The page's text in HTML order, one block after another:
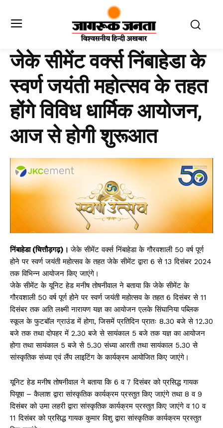
जेके सीमेंट वर्क्स निंबाहेडा के
स्वर्ण जयंती महोत्सव के तहत
होंगे विविध धार्मिक आयोजन,
आज से होगी शुरूआत
निंबाहेडा (चित्तौड़गढ़)।जेके सीमेंट वर्क्स निंबाहेडा के गौरवशाली 50 वर्ष पूर्ण
होने पर स्वर्ण जयंती महोत्सव के तहत जेके सीमेंट द्वारा 6 से 13 दिसंबर 2024
तक विभिन्न आयोजन किए जाएंगे।
जेके सीमेंट के यूनिट हेड मनीष तोषनीवाल ने बताया कि जेके सीमेंट के
गौरवशाली 50 वर्ष पूर्ण होने पर स्वर्ण जयंती महोत्सव के तहत 6 दिसंबर से 11
दिसंबर तक अति लक्ष्मी नारायण यज्ञ का आयोजन एलके सिंघानिया पब्लिक
स्कूल के फुटबॉल ग्राउंड में होगा, जिसमें प्रतिदिन प्रातः 8.30 बजे से 12.30
बजे तक तथा दोपहर में 2.30 बजे से सायंकाल 5 बजे तक यज्ञ का आयोजन
होगा तथा सायंकाल 5 बजे से 5.30 संध्या आरती तथा सायंकाल 5.30 से
सांस्कृतिक संध्या एवं लैंप लाइटिंग के कार्यक्रम आयोजित किए जाएंगे।
यूनिट हेड मनीष तोषनीवाल ने बताया कि 6 व 7 दिसंबर को प्रसिद्ध गायक
पियूषा – कैलाश द्वारा सांस्कृतिक कार्यक्रम प्रस्तुत किए जाएंगे तथा 8 व 9
दिसंबर को उमा लहरी द्वारा सांस्कृतिक कार्यक्रम प्रस्तुत किए जाएंगे व 10 व
11 दिसंबर को प्रसिद्ध गायक कुमार विशु द्वारा सांस्कृतिक कार्यक्रम प्रस्तुत